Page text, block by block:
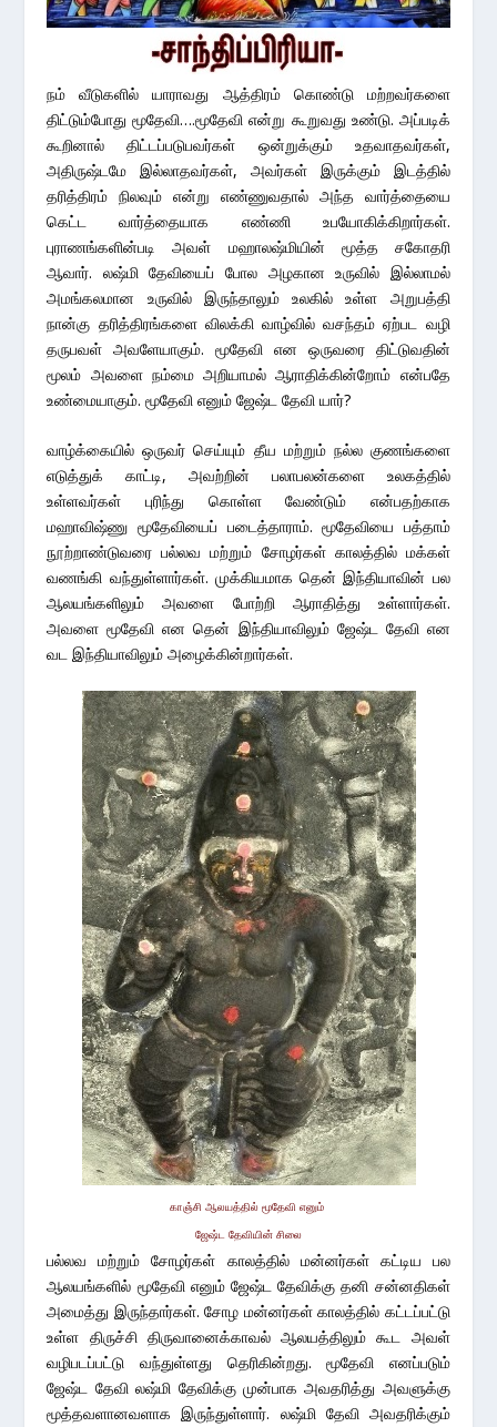
நம் வீடுகளில் யாராவது ஆத்திரம் கொண்டு மற்றவர்களை
திட்டும்போது மூதேவி….மூதேவி என்று கூறுவது உண்டு. அப்படிக்
கூறினால் திட்டப்படுபவர்கள் ஒன்றுக்கும் உதவாதவர்கள்,
அதிருஷ்டமே இல்லாதவர்கள், அவர்கள் இருக்கும் இடத்தில்
தரித்திரம் நிலவும் என்று எண்ணுவதால் அந்த வார்த்தையை
கெட்ட வார்த்தையாக எண்ணி உபயோகிக்கிறார்கள்.
புராணங்களின்படி அவள் மஹாலஷ்மியின் மூத்த சகோதரி
ஆவார். லஷ்மி தேவியைப் போல அழகான உருவில் இல்லாமல்
அமங்கலமான உருவில் இருந்தாலும் உலகில் உள்ள அறுபத்தி
நான்கு தரித்திரங்களை விலக்கி வாழ்வில் வசந்தம் ஏற்பட வழி
தருபவள் அவளேயாகும். மூதேவி என ஒருவரை திட்டுவதின்
மூலம் அவளை நம்மை அறியாமல் ஆராதிக்கின்றோம் என்பதே
உண்மையாகும். மூதேவி எனும் ஜேஷ்ட தேவி யார்?
வாழ்க்கையில் ஒருவர் செய்யும் தீய மற்றும் நல்ல குணங்களை
எடுத்துக் காட்டி, அவற்றின் பலாபலன்களை உலகத்தில்
உள்ளவர்கள் புரிந்து கொள்ள வேண்டும் என்பதற்காக
மஹாவிஷ்ணு மூதேவியைப் படைத்தாராம். மூதேவியை பத்தாம்
நூற்றாண்டுவரை பல்லவ மற்றும் சோழர்கள் காலத்தில் மக்கள்
வணங்கி வந்துள்ளார்கள். முக்கியமாக தென் இந்தியாவின் பல
ஆலயங்களிலும் அவளை போற்றி ஆராதித்து உள்ளார்கள்.
அவளை மூதேவி என தென் இந்தியாவிலும் ஜேஷ்ட தேவி என
வட இந்தியாவிலும் அழைக்கின்றார்கள்.
காஞ்சி ஆலயத்தில் மூதேவி எனும்
ஜேஷ்ட தேவியின் சிலை
பல்லவ மற்றும் சோழர்கள் காலத்தில் மன்னர்கள் கட்டிய பல
ஆலயங்களில் மூதேவி எனும் ஜேஷ்ட தேவிக்கு தனி சன்னதிகள்
அமைத்து இருந்தார்கள். சோழ மன்னர்கள் காலத்தில் கட்டப்பட்டு
உள்ள திருச்சி திருவானைக்காவல் ஆலயத்திலும் கூட அவள்
வழிபடப்பட்டு வந்துள்ளது தெரிகின்றது. மூதேவி எனப்படும்
ஜேஷ்ட தேவி லஷ்மி தேவிக்கு முன்பாக அவதரித்து அவளுக்கு
மூத்தவளானவளாக இருந்துள்ளார். லஷ்மி தேவி அவதரிக்கும்